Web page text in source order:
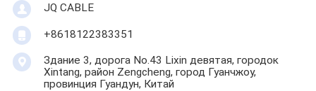
JQ CABLE
+8618122383351
Здание 3, дорога No.43 Lixin девятая, городок
Xintang, район Zengcheng, город Гуанчжоу,
провинция Гуандун, Китай